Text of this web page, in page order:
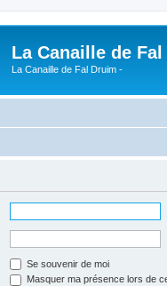
La Canaille de
La Canaille de Fal Druim -
Se souvenir de moi
Masquer ma présence lors de